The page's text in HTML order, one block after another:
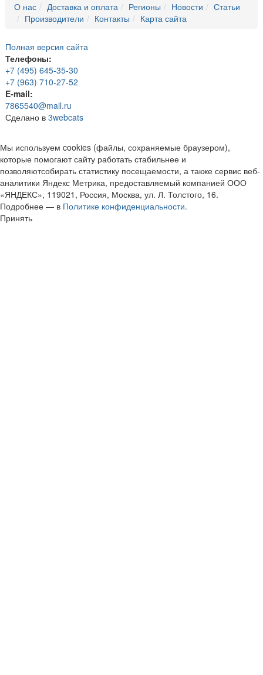
О нас Доставка и оплата Регионы Новости
Статьи
Производители
Контакты Карта сайта
Полная версия сайта
Телефоны:
+7 (495) 645-35-30
+7 (963) 710-27-52
E-mail:
7865540@mail.ru
Сделано в 3webcats
Мы используем cookies (файлы, сохраняемые браузером),
которые помогают сайту работать стабильнее и
позволяютсобирать статистику посещаемости, а также сервис веб-
аналитики Яндекс Метрика, предоставляемый компанией ООО
«ЯНДЕКС», 119021, Россия, Москва, ул. Л. Толстого, 16.
Подробнее — в Политике конфиденциальности.
Принять